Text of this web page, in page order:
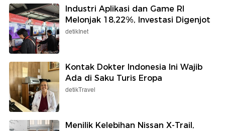
Industri Aplikasi dan Game RI
Melonjak 18,22%, Investasi Digenjot
detikInet
Kontak Dokter Indonesia Ini Wajib
Ada di Saku Turis Eropa
detikTravel
Menilik Kelebihan Nissan X-Trail,